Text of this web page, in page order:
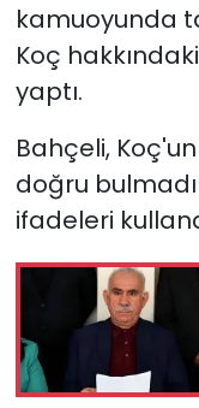
kamuoyunda
Koç
yaptı.
Bahçeli,
doğru
ifadeleri